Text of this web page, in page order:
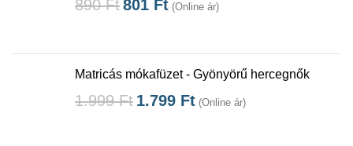
890Ft801 Ft (Online ár)
Matricás mókafüzet - Gyönyörű hercegnők
1.999Ft 1.799 Ft (Online ár)